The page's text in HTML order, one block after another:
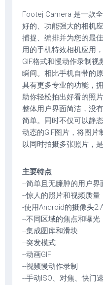
Footej Camera 是一款
好的、功能强大的相机
捕捉、编排并为您的最
用的手机特效相机应用
GIF格式和慢动作录制
瞬间。相比手机自带的
具有更多专业的功能，
助你轻松拍出好看的照
整体用户界面简洁，没
简单。同时不仅可以静
动态的GIF图片，将图片
以同时拍摄多张照片，
主要特点
--简单且无臃肿的用户界
--惊人的照片和视频质量
-使用Android的摄像头2
--不同区域的焦点和曝光
--集成图库和滑块
--突发模式
--动画GIF
--视频慢动作录制
--手动ISO、对焦、快门